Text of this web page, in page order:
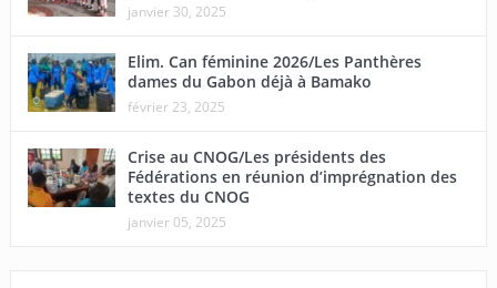
janvier 30, 2025
Elim. Can féminine 2026/Les Panthères
dames du Gabon déjà à Bamako
février 23, 2025
Crise au CNOG/Les présidents des
Fédérations en réunion d’imprégnation des
textes du CNOG
janvier 05, 2025